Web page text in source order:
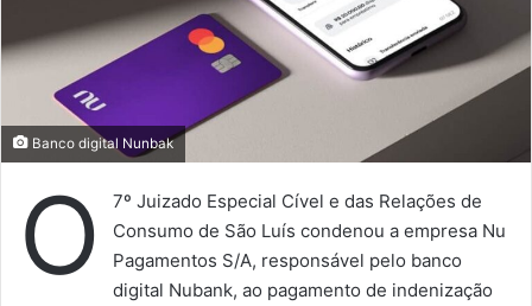
Banco digital Nunbak
O
7º Juizado Especial Cível e das Relações de
Consumo de São Luís condenou a empresa Nu
Pagamentos S/A, responsável pelo banco
digital Nubank, ao pagamento de indenização